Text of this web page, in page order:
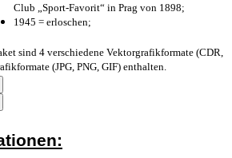
Club „Sport-Favorit“ in Prag von 1898;
1945 = erloschen;
sind 4 verschiedene Vektorgrafikformate (CDR,
(JPG, PNG, GIF) enthalten.